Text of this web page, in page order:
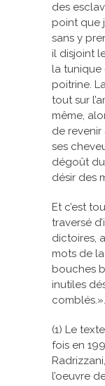
des
point que
sans y
il disjoint
la tunique
poitrine.
tout sur
même,
de
ses
dégoût
désir des
Et c’est
traversé
dictoires,
mots de
bouches
inutiles
comblés.».
(1) Le
fois en
l’oeuvre